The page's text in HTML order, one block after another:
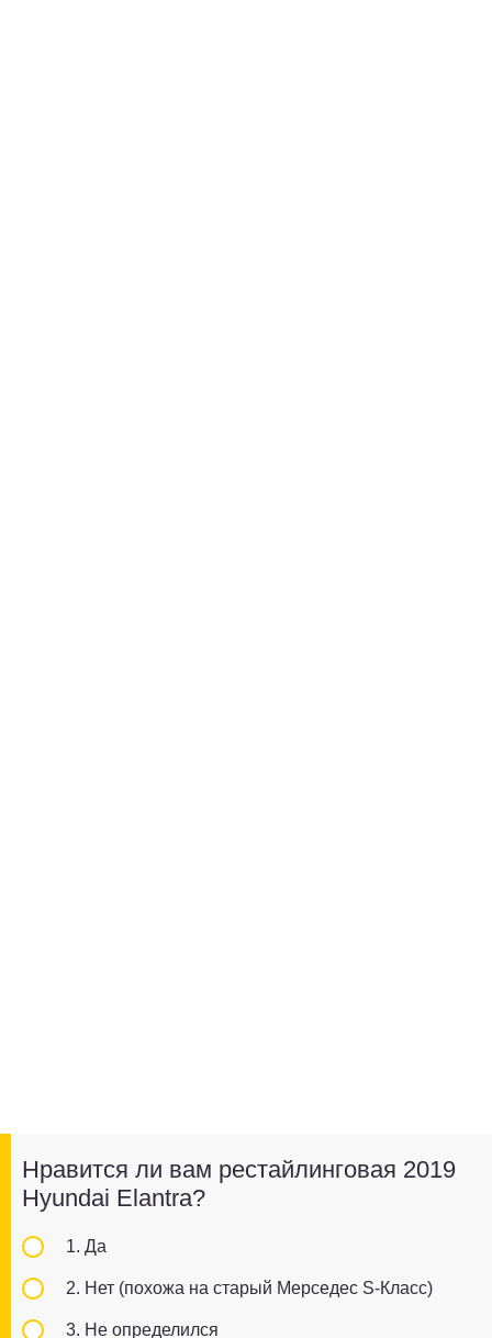
Нравится ли вам рестайлинговая 2019
Hyundai Elantra?
1. Да
2. Нет (похожа на старый Мерседес S-Класс)
3. Не определился